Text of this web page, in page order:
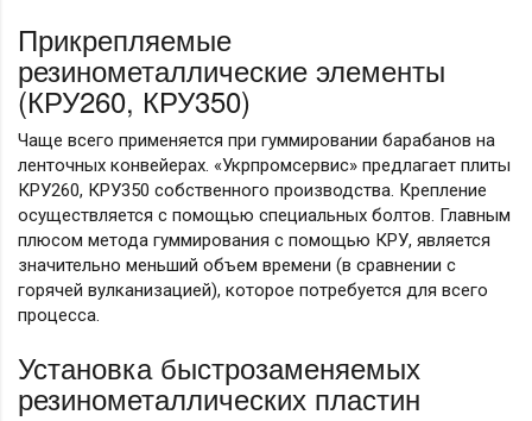
Прикрепляемые
резинометаллические элементы
(КРУ260, КРУ350)
Чаще всего применяется при гуммировании барабанов на
ленточных конвейерах. «Укрпромсервис» предлагает плиты
КРУ260, КРУ350 собственного производства. Крепление
осуществляется с помощью специальных болтов. Главным
плюсом метода гуммирования с помощью КРУ, является
значительно меньший объем времени (в сравнении с
горячей вулканизацией), которое потребуется для всего
процесса.
Установка быстрозаменяемых
резинометаллических пластин